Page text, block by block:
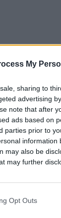
My
sharing to
advertising
note that after
ads based on
parties prior to
information
may also be
may further
Opt Outs